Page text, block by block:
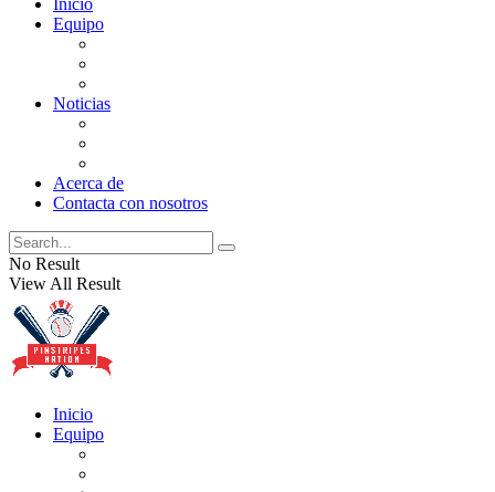
Inicio
Equipo
Noticias
Acerca de
Contacta con nosotros
No Result
View All Result
Inicio
Equipo